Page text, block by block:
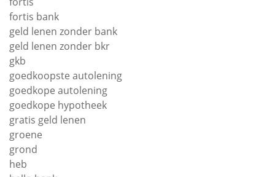
fortis bank
geld lenen zonder bank
geld lenen zonder bkr
gkb
goedkoopste autolening
goedkope autolening
goedkope hypotheek
gratis geld lenen
groene
grond
heb